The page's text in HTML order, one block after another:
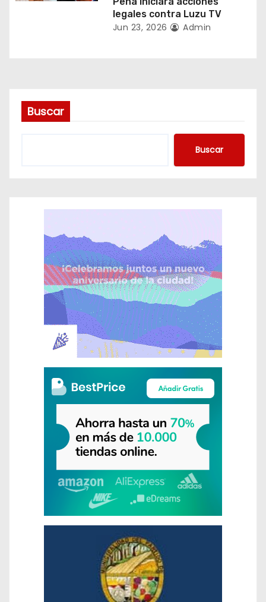
legales contra Luzu TV
Jun 23, 2026 Admin
Buscar
Buscar